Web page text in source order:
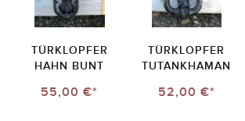
TÜRKLOPFER
HAHN BUNT
55,00 €*
TÜRKLOPFER
TUTANKHAMAN
52,00 €*